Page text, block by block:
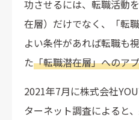
功させるには、転職活動
在層）だけでなく、「転
よい条件があれば転職も
た「転職潜在層」へのア
2021年7月に株式会社
ターネット調査によると